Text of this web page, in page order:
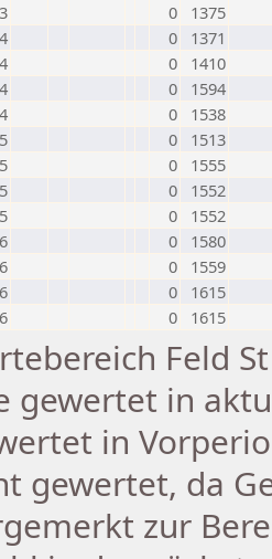
0
1375
0
1371
0
1410
0
1594
0
1538
0
1513
0
1555
0
1552
0
1552
0
1580
0
1559
0
1615
0 1615
Feld
gewertet in
in
gewertet, da
zur